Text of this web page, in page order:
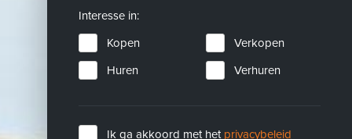
Interesse in:
Kopen
Verkopen
Huren
Verhuren
Ik ga akkoord met het privacybeleid